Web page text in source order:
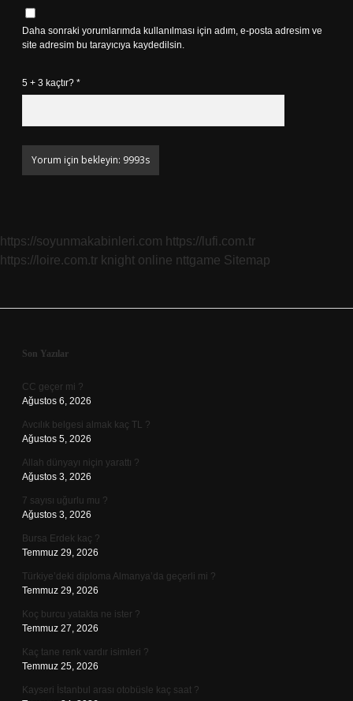
Daha sonraki yorumlarımda kullanılması için adım, e-posta adresim ve
site adresim bu tarayıcıya kaydedilsin.
5 + 3 kaçtır? *
https://soyunmakabinleri.com https://lufi.com.tr
https://loire.com.tr knight online nttgame Sitemap
Sidebar
Son Yazılar
CC geçer mi ?
Ağustos 6, 2026
Avcılık belgesi almak kaç TL ?
Ağustos 5, 2026
Allah dünyayı niçin yarattı ?
Ağustos 3, 2026
7 sayısı uğurlu mu ?
Ağustos 3, 2026
Bursa Erdek kaç ?
Temmuz 29, 2026
Türkiye’deki diploma Almanya’da geçerli mi ?
Temmuz 29, 2026
Koç burcu yatakta ne ister ?
Temmuz 27, 2026
Kaç tane renk vardır isimleri ?
Temmuz 25, 2026
Kayseri İstanbul arası otobüsle kaç saat ?